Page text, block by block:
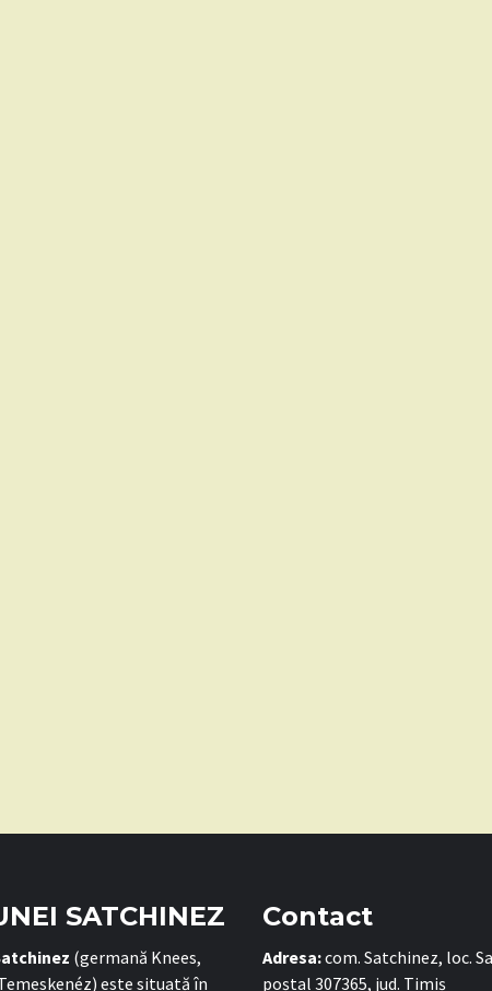
SATCHINEZ
(germană Knees,
este situată în
Contact
Adresa:com. Satchinez, loc.
poștal 307365, jud. Timiș